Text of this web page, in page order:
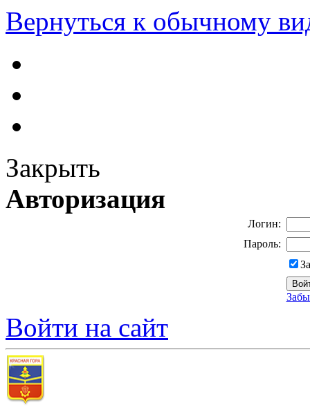
Вернуться к обычному
Закрыть
Авторизация
Логин:
Пароль:
Войти на сайт